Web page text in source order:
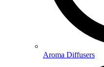
Aroma Diffusers